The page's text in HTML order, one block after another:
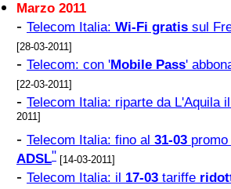
Marzo 2011
- Telecom Italia: Wi-Fi gratis sul
[28-03-2011]
- Telecom: con 'Mobile Pass'
[22-03-2011]
- Telecom Italia: riparte da L'Aquila
2011]
- Telecom Italia: fino al 31-03 promo
ADSL" [14-03-2011]
- Telecom Italia: il 17-03 tariffe